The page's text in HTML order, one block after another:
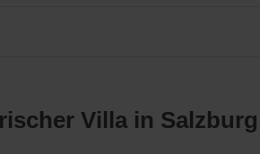
Villa in Salzburg